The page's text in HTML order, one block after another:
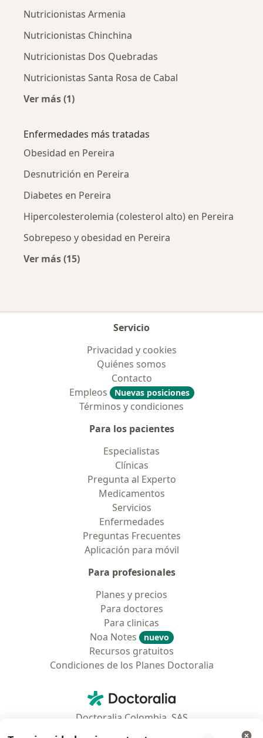
Nutricionistas Armenia
Nutricionistas Chinchina
Nutricionistas Dos Quebradas
Nutricionistas Santa Rosa de Cabal
Ver más (1)
Enfermedades más tratadas
Obesidad en Pereira
Desnutrición en Pereira
Diabetes en Pereira
Hipercolesterolemia (colesterol alto) en Pereira
Sobrepeso y obesidad en Pereira
Ver más (15)
Servicio
Privacidad y cookies
Quiénes somos
Contacto
Empleos
Nuevas posiciones
Términos y condiciones
Para los pacientes
Especialistas
Clínicas
Pregunta al Experto
Medicamentos
Servicios
Enfermedades
Preguntas Frecuentes
Aplicación para móvil
Para profesionales
Planes y precios
Para doctores
Para clinicas
Noa Notes
nuevo
Recursos gratuitos
Condiciones de los Planes Doctoralia
Doctoralia - Página de inicio
Doctoralia Colombia, SAS